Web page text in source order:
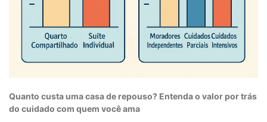
Quanto custa uma casa de repouso? Entenda o valor por trás
do cuidado com quem você ama